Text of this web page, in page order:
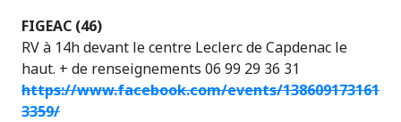
FIGEAC (46)
RV à 14h devant le centre Leclerc de Capdenac le
haut. + de renseignements 06 99 29 36 31
https://www.facebook.com/events/138609173161
3359/